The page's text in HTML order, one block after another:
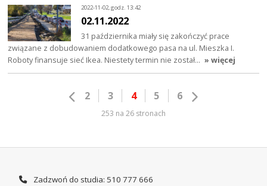
2022-11-02, godz. 13:42
02.11.2022
31 października miały się zakończyć prace
związane z dobudowaniem dodatkowego pasa na ul. Mieszka I.
Roboty finansuje sieć Ikea. Niestety termin nie został… » więcej
2 3 4 5 6
253 na 26 stronach
Zadzwoń do studia: 510 777 666